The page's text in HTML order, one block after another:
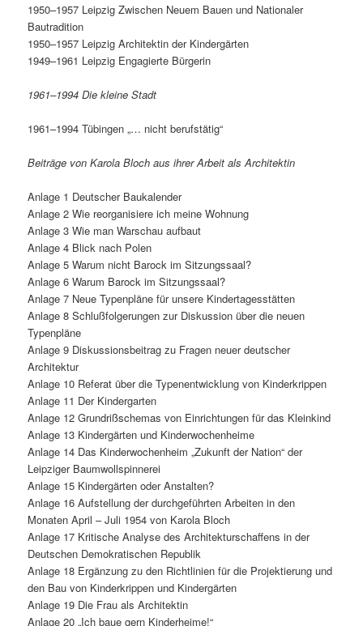
1950–1957 Leipzig Zwischen Neuem Bauen und Nationaler
Bautradition
1950–1957 Leipzig Architektin der Kindergärten
1949–1961 Leipzig Engagierte Bürgerin
1961–1994 Die kleine Stadt
1961–1994 Tübingen „… nicht berufstätig“
Beiträge von Karola Bloch aus ihrer Arbeit als Architektin
Anlage 1 Deutscher Baukalender
Anlage 2 Wie reorganisiere ich meine Wohnung
Anlage 3 Wie man Warschau aufbaut
Anlage 4 Blick nach Polen
Anlage 5 Warum nicht Barock im Sitzungssaal?
Anlage 6 Warum Barock im Sitzungssaal?
Anlage 7 Neue Typenpläne für unsere Kindertagesstätten
Anlage 8 Schlußfolgerungen zur Diskussion über die neuen
Typenpläne
Anlage 9 Diskussionsbeitrag zu Fragen neuer deutscher
Architektur
Anlage 10 Referat über die Typenentwicklung von Kinderkrippen
Anlage 11 Der Kindergarten
Anlage 12 Grundrißschemas von Einrichtungen für das Kleinkind
Anlage 13 Kindergärten und Kinderwochenheime
Anlage 14 Das Kinderwochenheim „Zukunft der Nation“ der
Leipziger Baumwollspinnerei
Anlage 15 Kindergärten oder Anstalten?
Anlage 16 Aufstellung der durchgeführten Arbeiten in den
Monaten April – Juli 1954 von Karola Bloch
Anlage 17 Kritische Analyse des Architekturschaffens in der
Deutschen Demokratischen Republik
Anlage 18 Ergänzung zu den Richtlinien für die Projektierung und
den Bau von Kinderkrippen und Kindergärten
Anlage 19 Die Frau als Architektin
Anlage 20 „Ich baue gern Kinderheime!“